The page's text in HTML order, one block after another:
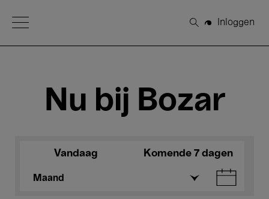
Open Menu
Zoeken
Inloggen
Nu bij Bozar
Vandaag Komende 7 dagen
Maand